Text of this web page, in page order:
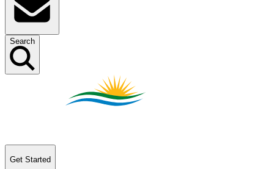
Search​​​​‌ ‍ ​‍​‍‌‍ ‌ ​‍‌‍‍‌‌‍‌ ‌‍‍‌‌‍ ‍​‍​‍​ ‍‍​‍​‍‌ ​ ‌‍​‌‌‍ ‍‌‍‍‌‌ ‌​‌ ‍‌​‍ ‍‌‍‍‌‌‍ ​‍​‍​‍ ​​‍​‍‌‍‍​‌ ​‍‌‍‌‌‌‍‌‍​‍​‍​ ‍‍​‍​‍‌‍‍​‌ ‌​‌ ‌​‌ ​​​ ‍‍​‍ ​‍ ‌‍ ​‌‍ ‌‍​ ‌‍​‌‌‍ ​‌‍‍​‌‍ ‌ ​ ‌ ‌​​ ‍‍​ ​ ​ ​ ​ ​ ​ ​ ​‍ ‌‍‍‌‌‍ ‍‌ ‌​‌‍‌‌‌‍ ‍‌ ‌​​‍ ‌‍‌‌‌‍‌​‌‍‍‌‌ ‌​​‍ ‌‍ ‌‌‍ ‌‍‌​‌‍‌‌​ ‌‌ ​​‌ ​‍‌‍‌‌‌ ​ ‌‍‌‌‌‍ ‍‌ ‌​‌‍​‌‌ ‌​‌‍‍‌‌‍ ‌‍ ‍​ ‍ ‌‍‍‌‌‍‌​​ ‌‌‍ ‍‌‍‍‍‌​‌ ‌‍ ‌ ‌‍‌​ ​‌‍​‌‌ ‍‌‌‍ ‌ ‌‌‌ ‌​​ ‍ ‌ ‌​‌ ‍‌‌ ​​‌‍‌‌​ ‌‌‍ ‍‌‍‍‍‌‍ ​‌‍​‌‌ ‍‌‌‍ ‌ ‌‌‌ ‌​​ ‍ ‌ ​​‌‍​‌‌ ‌​‌‍‍​​ ‌‌‍‍​‌‍‌‌‌‍​‌‌‍‌​‌‍‌‌‌ ​‍​‍ ‍‌ ​ ‌‍‌‌‌‍​‌‌ ​‍‌‍​ ‌‍‍​​‍ ‍‌‍​‍‌ ‌​‌‍ ‍​ ‌‍​‍‌‍​‌‌ ​ ‌‍‌‌‌‌‌‌‌ ​‍‌‍ ​​ ‌‌‍‍​‌ ‌​‌ ‌​‌ ​​​‍‌‌​ ​ ‌​​‌​‍‌‌​ ​‍‌​‌‍​‍‌‌​ ​‍‌​‌‍‌‍ ​‌‍ ‌‍​ ‌‍​‌‌‍ ​‌‍‍​‌‍ ‌ ​ ‌ ‌​​‍‌‌​ ​ ‌​​‌​ ​ ​ ​ ​ ​ ​ ​ ​‍‌‍‌‍‍‌‌‍‌​​ ‌‌‍ ‍‌‍‍‍‌​‌ ‌‍ ‌ ‌‍‌​ ​‌‍​‌‌ ‍‌‌‍ ‌ ‌‌‌ ‌​​‍‌‍‌ ‌​‌ ‍‌‌ ​​‌‍‌‌​ ‌‌‍ ‍‌‍‍‍‌‍ ​‌‍​‌‌ ‍‌‌‍ ‌ ‌‌‌ ‌​​‍‌‍‌ ​​‌‍​‌‌ ‌​‌‍‍​​ ‌‌‍‍​‌‍‌‌‌‍​‌‌‍‌​‌‍‌‌‌ ​‍​‍ ‍‌ ​ ‌‍‌‌‌‍​‌‌ ​‍‌‍​ ‌‍‍​​‍ ‍‌‍​‍‌ ‌​‌‍ ‍​‍‌‍‌ ​​‌‍‌‌‌ ​‍‌ ​ ‌ ​​‌‍‌‌‌‍​ ‌ ‌​‌‍‍‌‌ ‌‍‌‍‌‌​ ‌‌ ​​‌ ‌‌‌‍​‍‌‍ ​‌‍‍‌‌ ​ ‌‍‍​‌‍‌‌‌‍‌​​‍​‍‌ ‌
Get Started​​​​‌ ‍ ​‍​‍‌‍ ‌ ​‍‌‍‍‌‌‍‌ ‌‍‍‌‌‍ ‍​‍​‍​ ‍‍​‍​‍‌ ​ ‌‍​‌‌‍ ‍‌‍‍‌‌ ‌​‌ ‍‌​‍ ‍‌‍‍‌‌‍ ​‍​‍​‍ ​​‍​‍‌‍‍​‌ ​‍‌‍‌‌‌‍‌‍​‍​‍​ ‍‍​‍​‍‌‍‍​‌ ‌​‌ ‌​‌ ​​​ ‍‍​‍ ​‍ ‌‍ ​‌‍ ‌‍​ ‌‍​‌‌‍ ​‌‍‍​‌‍ ‌ ​ ‌ ‌​​ ‍‍​ ​ ​ ​ ​ ​ ​ ​ ​‍ ‌‍‍‌‌‍ ‍‌ ‌​‌‍‌‌‌‍ ‍‌ ‌​​‍ ‌‍‌‌‌‍‌​‌‍‍‌‌ ‌​​‍ ‌‍ ‌‌‍ ‌‍‌​‌‍‌‌​ ‌‌ ​​‌ ​‍‌‍‌‌‌ ​ ‌‍‌‌‌‍ ‍‌ ‌​‌‍​‌‌ ‌​‌‍‍‌‌‍ ‌‍ ‍​ ‍ ‌‍‍‌‌‍‌​​ ‌‌ ​ ‌‍‍‌‌ ‌​‌‍‌‌‌​‍​‌‍‌‌‌‍​‌‌‍‌​‌‍‌‌‌ ​‍​ ‍ ‌ ‌​‌ ‍‌‌ ​​‌‍‌‌​ ‌‌‍‍​‌‍‌‌‌‍​‌‌‍‌​‌‍‌‌‌ ​‍​ ‍ ‌ ​​‌‍​‌‌ ‌​‌‍‍​​ ‌‌‍‌ ‌‍‌‌‌ ‌​‌‌​ ‌ ‌​‌‍​‌‌ ​‍‌ ‌​‌‍‌‌‌‍‌​‌​ ‌‌‍‌‌‌‍ ‍‌ ‌‌​‍ ‍‌‍​‍‌ ‌​‌‍ ‍‌‌‌​‌‍‌‌‌ ‍​‌ ‌​​ ‌‍​‍‌‍​‌‌ ​ ‌‍‌‌‌‌‌‌‌ ​‍‌‍ ​​ ‌‌‍‍​‌ ‌​‌ ‌​‌ ​​​‍‌‌​ ​ ‌​​‌​‍‌‌​ ​‍‌​‌‍​‍‌‌​ ​‍‌​‌‍‌‍ ​‌‍ ‌‍​ ‌‍​‌‌‍ ​‌‍‍​‌‍ ‌ ​ ‌ ‌​​‍‌‌​ ​ ‌​​‌​ ​ ​ ​ ​ ​ ​ ​ ​‍‌‍‌‍‍‌‌‍‌​​ ‌‌ ​ ‌‍‍‌‌ ‌​‌‍‌‌‌​‍​‌‍‌‌‌‍​‌‌‍‌​‌‍‌‌‌ ​‍​‍‌‍‌ ‌​‌ ‍‌‌ ​​‌‍‌‌​ ‌‌‍‍​‌‍‌‌‌‍​‌‌‍‌​‌‍‌‌‌ ​‍​‍‌‍‌ ​​‌‍​‌‌ ‌​‌‍‍​​ ‌‌‍‌ ‌‍‌‌‌ ‌​‌‌​ ‌ ‌​‌‍​‌‌ ​‍‌ ‌​‌‍‌‌‌‍‌​‌​ ‌‌‍‌‌‌‍ ‍‌ ‌‌​‍ ‍‌‍​‍‌ ‌​‌‍ ‍‌‌‌​‌‍‌‌‌ ‍​‌ ‌​​‍‌‍‌ ​​‌‍‌‌‌ ​‍‌ ​ ‌ ​​‌‍‌‌‌‍​ ‌ ‌​‌‍‍‌‌ ‌‍‌‍‌‌​ ‌‌ ​​‌ ‌‌‌‍​‍‌‍ ​‌‍‍‌‌ ​ ‌‍‍​‌‍‌‌‌‍‌​​‍​‍‌ ‌